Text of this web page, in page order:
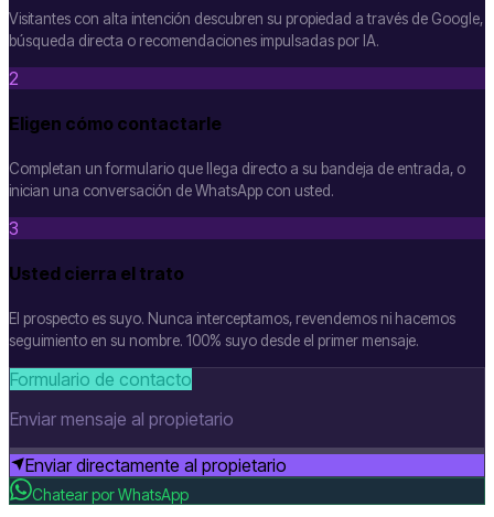
Visitantes con alta intención descubren su propiedad a través de Google,
búsqueda directa o recomendaciones impulsadas por IA.
2
Eligen cómo contactarle
Completan un formulario que llega directo a su bandeja de entrada, o
inician una conversación de WhatsApp con usted.
3
Usted cierra el trato
El prospecto es suyo. Nunca interceptamos, revendemos ni hacemos
seguimiento en su nombre. 100% suyo desde el primer mensaje.
Formulario de contacto
Enviar mensaje al propietario
Enviar directamente al propietario
Chatear por WhatsApp